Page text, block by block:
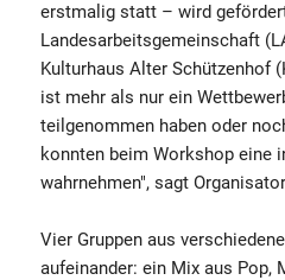
erstmalig statt – wird
Landesarbeitsgemeinschaft
Kulturhaus Alter Schützenhof
ist mehr als nur ein
teilgenommen haben oder
konnten beim Workshop eine
wahrnehmen", sagt
Vier Gruppen aus
aufeinander: ein Mix aus Pop,